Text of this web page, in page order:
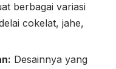
berbagai variasi
cokelat, jahe,
Desainnya yang